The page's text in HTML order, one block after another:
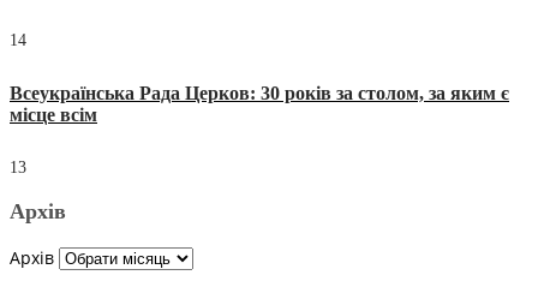
14
Всеукраїнська Рада Церков: 30 років за столом, за яким є
місце всім
13
Архів
Архів